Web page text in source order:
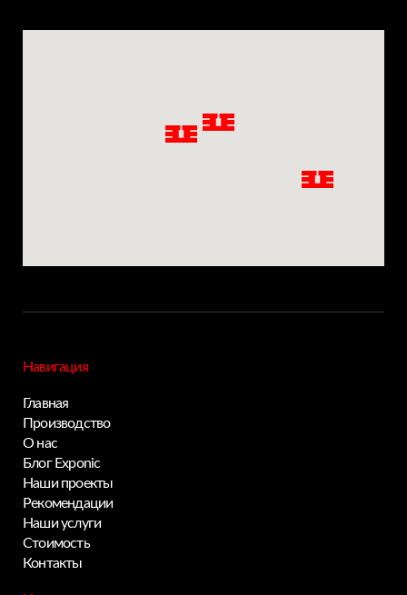
Навигация
Главная
Производство
О нас
Блог Exponic
Наши проекты
Рекомендации
Наши услуги
Стоимость
Контакты